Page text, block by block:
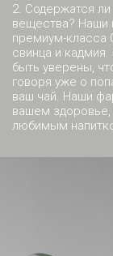
2. Содержатся
вещества? Наши
премиум-класса
свинца и кадмия.
быть уверены,
говоря уже о
ваш чай. Наши
вашем здоровье,
любимым